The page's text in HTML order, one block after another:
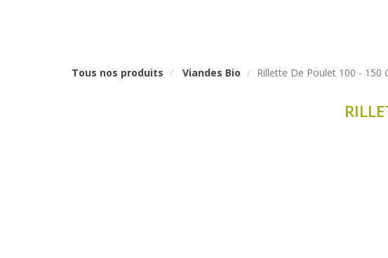
Tous nos produits Viandes Bio Rillette De Poulet 100 - 150